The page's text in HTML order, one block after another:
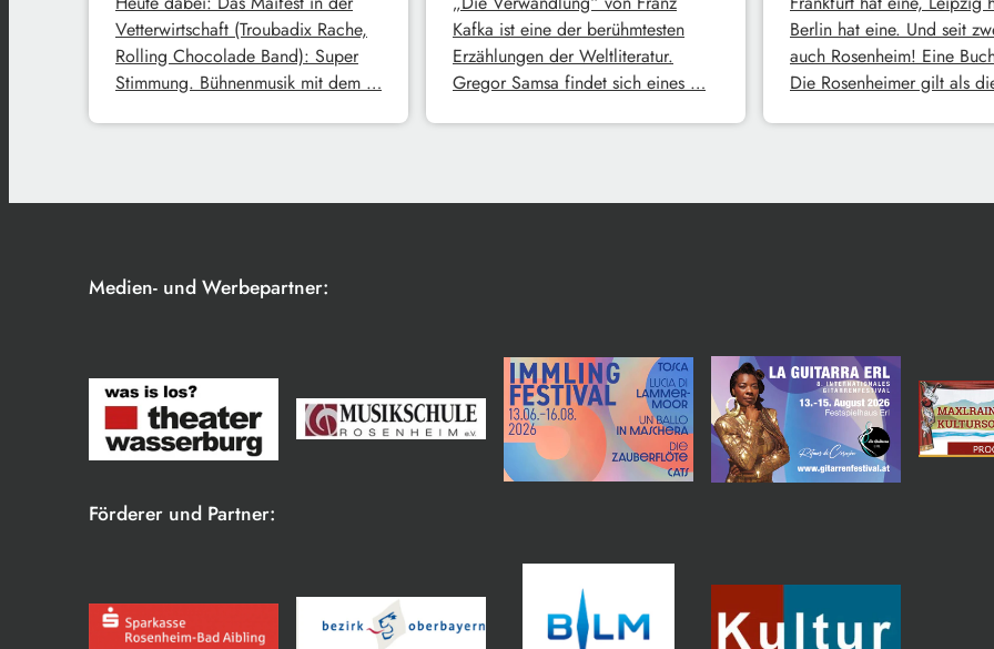
Vetterwirtschaft (Troubadix Rache,
Rolling Chocolade Band): Super
Stimmung. Bühnenmusik mit dem …
Kafka ist eine der berühmtesten
Erzählungen der Weltliteratur.
Gregor Samsa findet sich eines …
Berlin hat eine. Und seit
auch Rosenheim! Eine
Die Rosenheimer gilt als
Medien- und Werbepartner:
Förderer und Partner: